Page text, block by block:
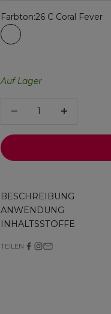
Farbton:26 C Coral Fever
26 C Coral Fever
Auf Lager
BESCHREIBUNG
ANWENDUNG
INHALTSSTOFFE
TEILEN